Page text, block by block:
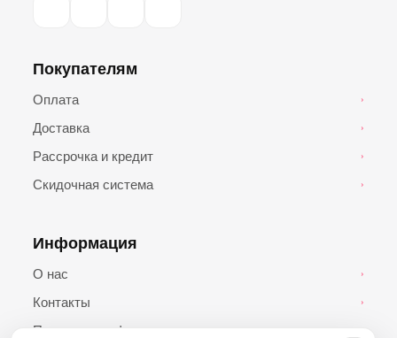
Покупателям
Оплата ›
Доставка ›
Рассрочка и кредит ›
Скидочная система ›
Информация
О нас ›
Контакты ›
Политика конфиденциальности